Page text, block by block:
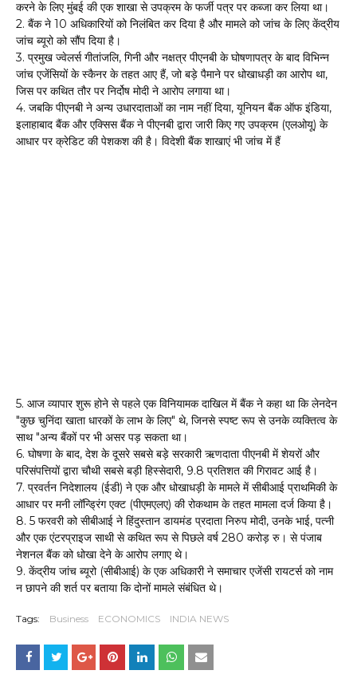
करने के लिए मुंबई की एक शाखा से उपक्रम के फर्जी पत्र पर कब्जा कर लिया था।
2. बैंक ने 10 अधिकारियों को निलंबित कर दिया है और मामले को जांच के लिए केंद्रीय
जांच ब्यूरो को सौंप दिया है।
3. प्रमुख ज्वेलर्स गीतांजलि, गिनी और नक्षत्र पीएनबी के घोषणापत्र के बाद विभिन्न
जांच एजेंसियों के स्कैनर के तहत आए हैं, जो बड़े पैमाने पर धोखाधड़ी का आरोप था,
जिस पर कथित तौर पर निर्दोष मोदी ने आरोप लगाया था।
4. जबकि पीएनबी ने अन्य उधारदाताओं का नाम नहीं दिया, यूनियन बैंक ऑफ इंडिया,
इलाहाबाद बैंक और एक्सिस बैंक ने पीएनबी द्वारा जारी किए गए उपक्रम (एलओयू) के
आधार पर क्रेडिट की पेशकश की है। विदेशी बैंक शाखाएं भी जांच में हैं
5. आज व्यापार शुरू होने से पहले एक विनियामक दाखिल में बैंक ने कहा था कि लेनदेन
"कुछ चुनिंदा खाता धारकों के लाभ के लिए" थे, जिनसे स्पष्ट रूप से उनके व्यक्तित्व के
साथ "अन्य बैंकों पर भी असर पड़ सकता था।
6. घोषणा के बाद, देश के दूसरे सबसे बड़े सरकारी ऋणदाता पीएनबी में शेयरों और
परिसंपत्तियों द्वारा चौथी सबसे बड़ी हिस्सेदारी, 9.8 प्रतिशत की गिरावट आई है।
7. प्रवर्तन निदेशालय (ईडी) ने एक और धोखाधड़ी के मामले में सीबीआई प्राथमिकी के
आधार पर मनी लॉन्ड्रिंग एक्ट (पीएमएलए) की रोकथाम के तहत मामला दर्ज किया है।
8. 5 फरवरी को सीबीआई ने हिंदुस्तान डायमंड प्रदाता निरुप मोदी, उनके भाई, पत्नी
और एक एंटरप्राइज साथी से कथित रूप से पिछले वर्ष 280 करोड़ रु। से पंजाब
नेशनल बैंक को धोखा देने के आरोप लगाए थे।
9. केंद्रीय जांच ब्यूरो (सीबीआई) के एक अधिकारी ने समाचार एजेंसी रायटर्स को नाम
न छापने की शर्त पर बताया कि दोनों मामले संबंधित थे।
Tags: Business ECONOMICS INDIA NEWS